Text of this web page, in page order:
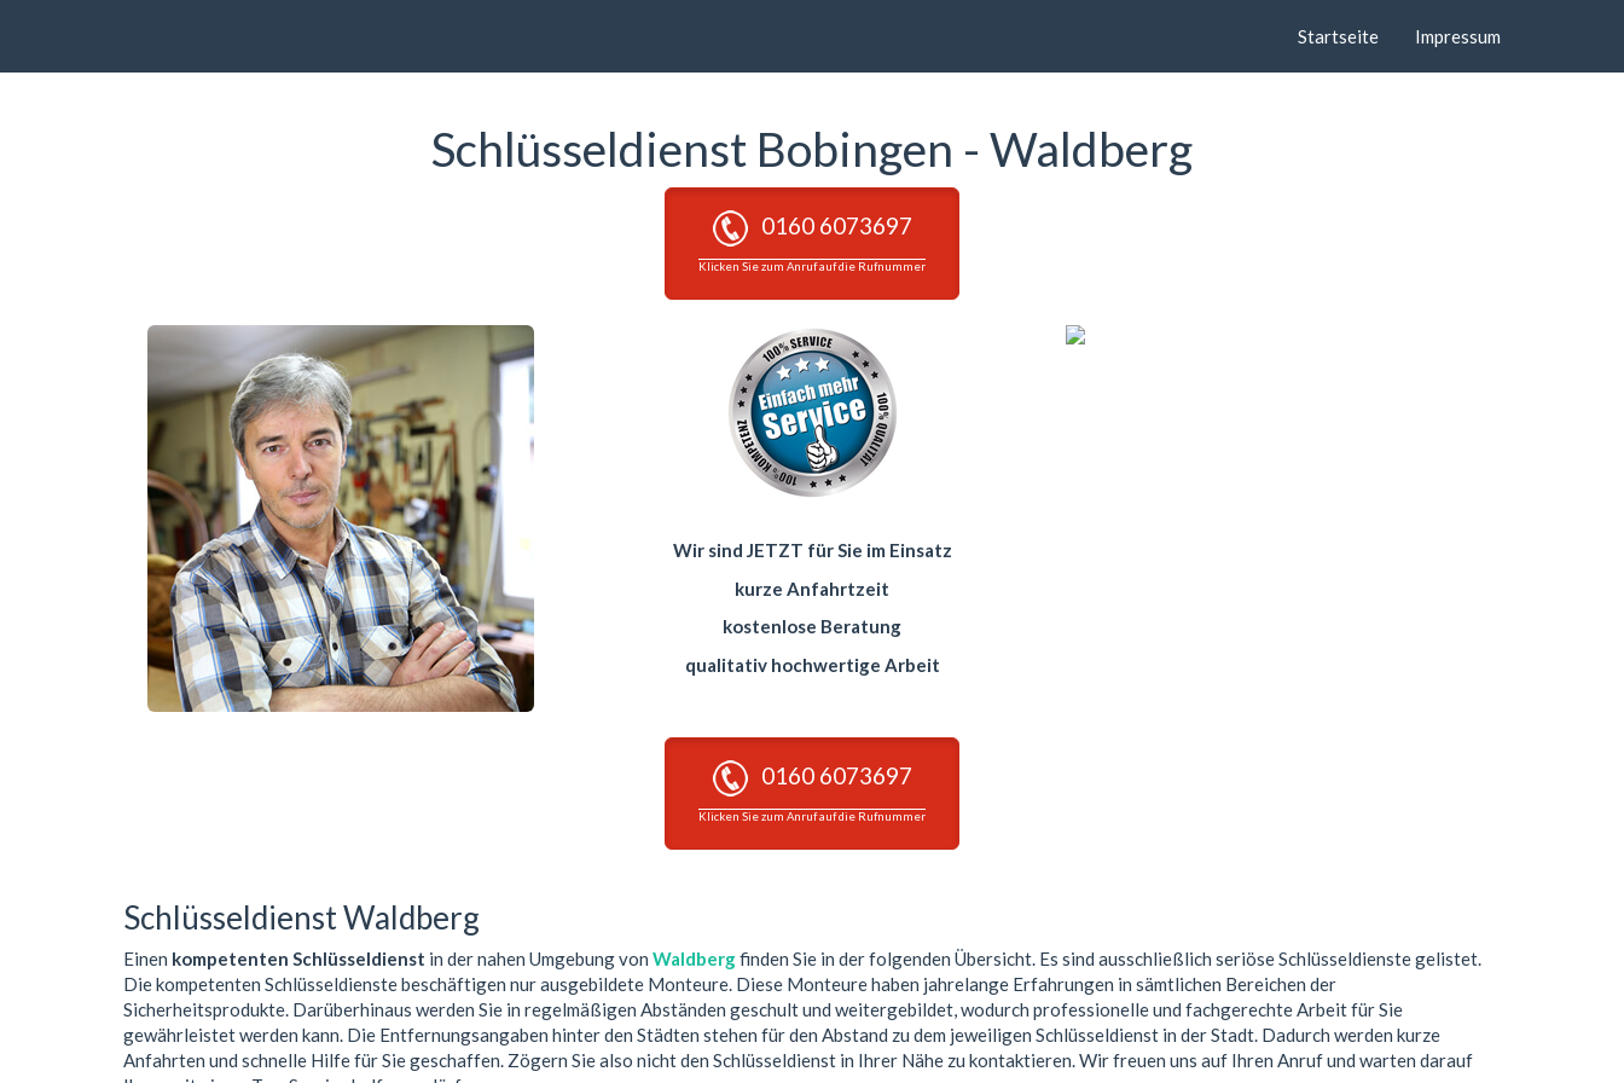
Startseite Impressum
Schlüsseldienst Bobingen - Waldberg
0160 6073697
Klicken Sie zum Anruf auf die Rufnummer
Wir sind JETZT für Sie im Einsatz
kurze Anfahrtzeit
kostenlose Beratung
qualitativ hochwertige Arbeit
0160 6073697
Klicken Sie zum Anruf auf die Rufnummer
Schlüsseldienst Waldberg
Einen kompetenten Schlüsseldienst in der nahen Umgebung von Waldbergfinden Sie in der folgenden Übersicht. Es sind ausschließlich seriöse Schlüsseldienste gelistet.
Die kompetenten Schlüsseldienste beschäftigen nur ausgebildete Monteure. Diese Monteure haben jahrelange Erfahrungen in sämtlichen Bereichen der
Sicherheitsprodukte. Darüberhinaus werden Sie in regelmäßigen Abständen geschult und weitergebildet, wodurch professionelle und fachgerechte Arbeit für Sie
gewährleistet werden kann. Die Entfernungsangaben hinter den Städten stehen für den Abstand zu dem jeweiligen Schlüsseldienst in der Stadt. Dadurch werden kurze
Anfahrten und schnelle Hilfe für Sie geschaffen. Zögern Sie also nicht den Schlüsseldienst in Ihrer Nähe zu kontaktieren. Wir freuen uns auf Ihren Anruf und warten darauf